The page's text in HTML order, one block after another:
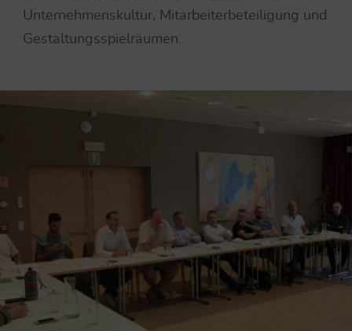
Unternehmenskultur, Mitarbeiterbeteiligung und
Gestaltungsspielräumen.